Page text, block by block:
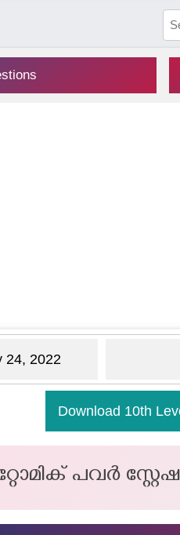
24, 2022
Download 10th
പവർ